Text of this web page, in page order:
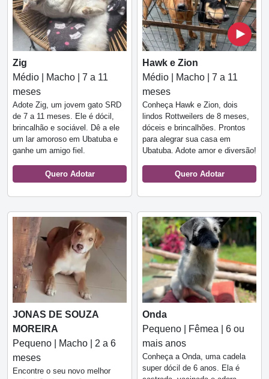
Zig
Médio | Macho | 7 a 11
meses
Adote Zig, um jovem gato SRD
de 7 a 11 meses. Ele é dócil,
brincalhão e sociável. Dê a ele
um lar amoroso em Ubatuba e
ganhe um amigo fiel.
Quero Adotar
Hawk e Zion
Médio | Macho | 7 a 11
meses
Conheça Hawk e Zion, dois
lindos Rottweilers de 8 meses,
dóceis e brincalhões. Prontos
para alegrar sua casa em
Ubatuba. Adote amor e diversão!
Quero Adotar
JONAS DE SOUZA
MOREIRA
Pequeno | Macho | 2 a 6
meses
Encontre o seu novo melhor
Onda
Pequeno | Fêmea | 6 ou
mais anos
Conheça a Onda, uma cadela
super dócil de 6 anos. Ela é